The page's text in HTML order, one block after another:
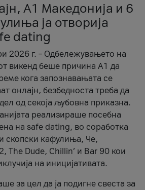
A1 Македонија и 6
ја отворија
dating
2026 г. – Одбележувањето на
викенд беше причина А1 да
кога запознавањата се
онлајн, безбедноста треба да
од секоја љубовна приказна.
реализираше посебна
на safe dating, во соработка
скопски кафулиња, Че,
The Dude, Chillin’ и Bar 90 кои
на иницијативата.
за цел да ја подигне свеста за